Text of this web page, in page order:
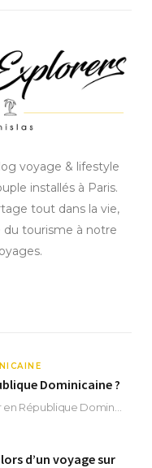
voyage & lifestyle
installés à Paris.
tout dans la vie,
tourisme à notre
Dominicaine ?
d’un voyage sur